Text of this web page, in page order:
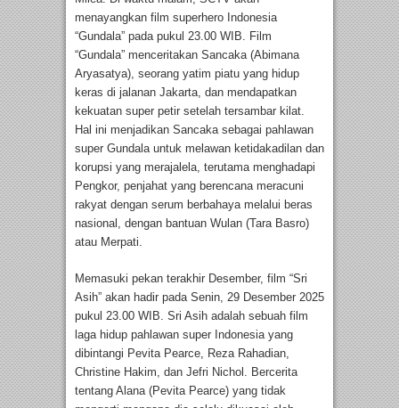
menayangkan film superhero Indonesia
“Gundala” pada pukul 23.00 WIB. Film
“Gundala” menceritakan Sancaka (Abimana
Aryasatya), seorang yatim piatu yang hidup
keras di jalanan Jakarta, dan mendapatkan
kekuatan super petir setelah tersambar kilat.
Hal ini menjadikan Sancaka sebagai pahlawan
super Gundala untuk melawan ketidakadilan dan
korupsi yang merajalela, terutama menghadapi
Pengkor, penjahat yang berencana meracuni
rakyat dengan serum berbahaya melalui beras
nasional, dengan bantuan Wulan (Tara Basro)
atau Merpati.
Memasuki pekan terakhir Desember, film “Sri
Asih” akan hadir pada Senin, 29 Desember 2025
pukul 23.00 WIB. Sri Asih adalah sebuah film
laga hidup pahlawan super Indonesia yang
dibintangi Pevita Pearce, Reza Rahadian,
Christine Hakim, dan Jefri Nichol. Bercerita
tentang Alana (Pevita Pearce) yang tidak